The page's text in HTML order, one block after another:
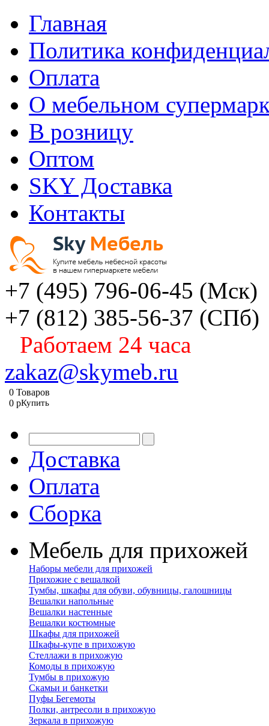
Главная
Политика
Оплата
О мебельном
В розницу
Оптом
SKY Доставка
Контакты
+7 (495) 796-06-45 (Мск)
+7 (812) 385-56-37 (СПб)
Работаем 24 часа
zakaz@skymeb.ru
0 Товаров
0 pКупить
Доставка
Оплата
Сборка
Мебель для прихожей
Наборы мебели для прихожей
Прихожие с вешалкой
Тумбы, шкафы для обуви, обувницы, галошницы
Вешалки напольные
Вешалки настенные
Вешалки костюмные
Шкафы для прихожей
Шкафы-купе в прихожую
Стеллажи в прихожую
Комоды в прихожую
Тумбы в прихожую
Скамьи и банкетки
Пуфы Бегемоты
Полки, антресоли в прихожую
Зеркала в прихожую